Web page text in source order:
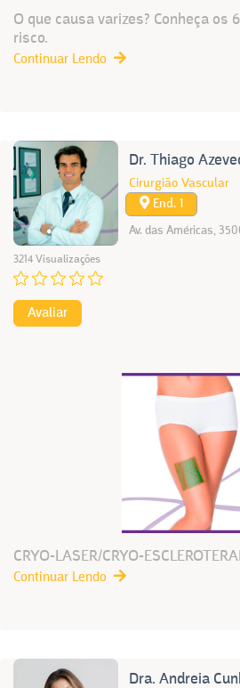
O que causa varizes? Conheça os
risco.
Continuar Lendo
3214 Visualizações
Avaliar
Dr. Thiago
Cirurgião Vascular
End. 1
Av. das Américas,
CRYO-LASER/CRYO-
Continuar Lendo
Dra. Andreia